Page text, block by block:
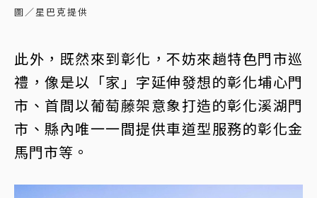
圖／星巴克提供
此外，既然來到彰化，不妨來趟特色門市巡
禮，像是以「家」字延伸發想的彰化埔心門
市、首間以葡萄藤架意象打造的彰化溪湖門
市、縣內唯一一間提供車道型服務的彰化金
馬門市等。